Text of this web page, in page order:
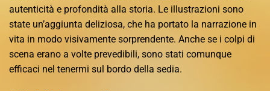
autenticità e profondità alla storia. Le illustrazioni sono
state un’aggiunta deliziosa, che ha portato la narrazione in
vita in modo visivamente sorprendente. Anche se i colpi di
scena erano a volte prevedibili, sono stati comunque
efficaci nel tenermi sul bordo della sedia.